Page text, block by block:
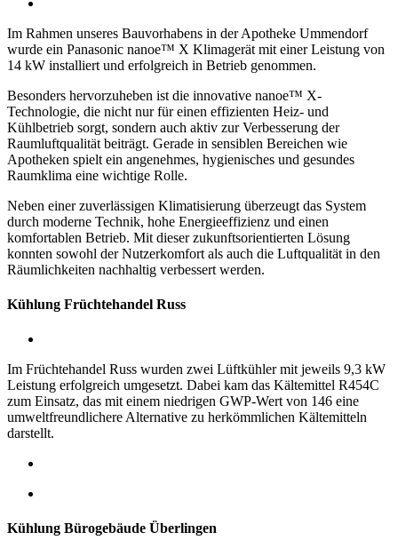
Im Rahmen unseres Bauvorhabens in der Apotheke Ummendorf
wurde ein Panasonic nanoe™ X Klimagerät mit einer Leistung von
14 kW installiert und erfolgreich in Betrieb genommen.
Besonders hervorzuheben ist die innovative nanoe™ X-
Technologie, die nicht nur für einen effizienten Heiz- und
Kühlbetrieb sorgt, sondern auch aktiv zur Verbesserung der
Raumluftqualität beiträgt. Gerade in sensiblen Bereichen wie
Apotheken spielt ein angenehmes, hygienisches und gesundes
Raumklima eine wichtige Rolle.
Neben einer zuverlässigen Klimatisierung überzeugt das System
durch moderne Technik, hohe Energieeffizienz und einen
komfortablen Betrieb. Mit dieser zukunftsorientierten Lösung
konnten sowohl der Nutzerkomfort als auch die Luftqualität in den
Räumlichkeiten nachhaltig verbessert werden.
Kühlung Früchtehandel Russ
Im Früchtehandel Russ wurden zwei Lüftkühler mit jeweils 9,3 kW
Leistung erfolgreich umgesetzt. Dabei kam das Kältemittel R454C
zum Einsatz, das mit einem niedrigen GWP-Wert von 146 eine
umweltfreundlichere Alternative zu herkömmlichen Kältemitteln
darstellt.
Kühlung Bürogebäude Überlingen